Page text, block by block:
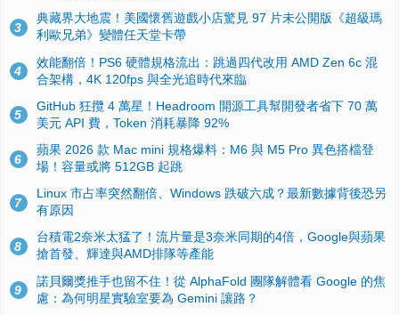
3
典藏界大地震！美國懷舊遊戲小店驚見 97 片未公開版《超級瑪
利歐兄弟》變體任天堂卡帶
4
效能翻倍！PS6 硬體規格流出：跳過四代改用 AMD Zen 6c 混
合架構，4K 120fps 與全光追時代來臨
5
GitHub 狂攬 4 萬星！Headroom 開源工具幫開發者省下 70 萬
美元 API 費，Token 消耗暴降 92%
6
蘋果 2026 款 Mac mini 規格爆料：M6 與 M5 Pro 異色搭檔登
場！容量或將 512GB 起跳
7
Linux 市占率突然翻倍、Windows 跌破六成？最新數據背後恐另
有原因
8
台積電2奈米太猛了！流片量是3奈米同期的4倍，Google與蘋果
搶首發、輝達與AMD排隊等產能
9
諾貝爾獎推手也留不住！從 AlphaFold 團隊解體看 Google 的焦
慮：為何明星實驗室要為 Gemini 讓路？